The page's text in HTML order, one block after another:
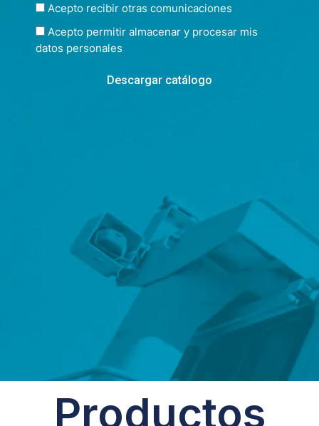
Acepto recibir otras comunicaciones
Acepto permitir almacenar y procesar mis
datos personales
Descargar catálogo
Productos